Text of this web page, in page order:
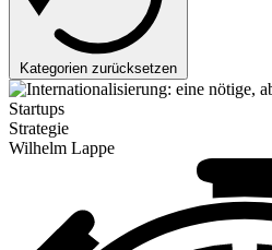
Kategorien zurücksetzen
Strategie
Wilhelm Lappe